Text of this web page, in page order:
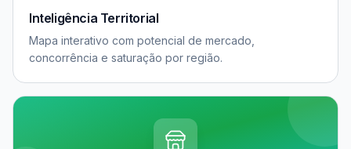
Inteligência Territorial
Mapa interativo com potencial de mercado,
concorrência e saturação por região.